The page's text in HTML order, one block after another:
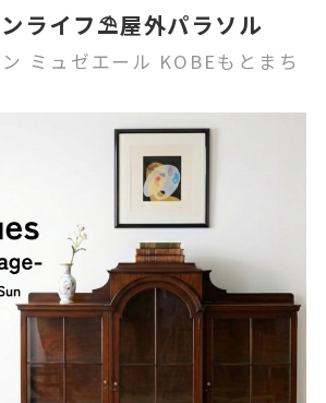
ライフ⛱️屋外パラソル
ミュゼエール KOBEもとまち